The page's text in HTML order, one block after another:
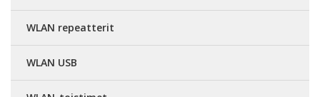
WLAN repeatterit
WLAN USB